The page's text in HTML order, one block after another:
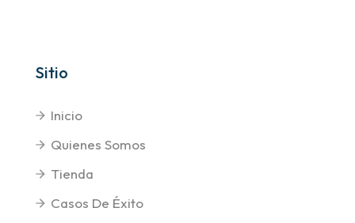
Sitio
Inicio
Quienes Somos
Tienda
Casos De Éxito